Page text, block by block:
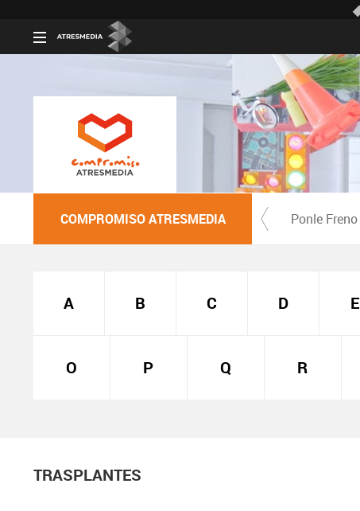
COMPROMISO ATRESMEDIA Ponle Freno
A B C D E
O P Q R
TRASPLANTES